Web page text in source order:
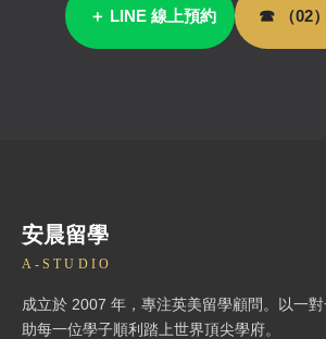
＋ LINE 線上預約 ☎ （02
安晨留學
A-STUDIO
成立於 2007 年，專注英美留學顧問。以一
助每一位學子順利踏上世界頂尖學府。